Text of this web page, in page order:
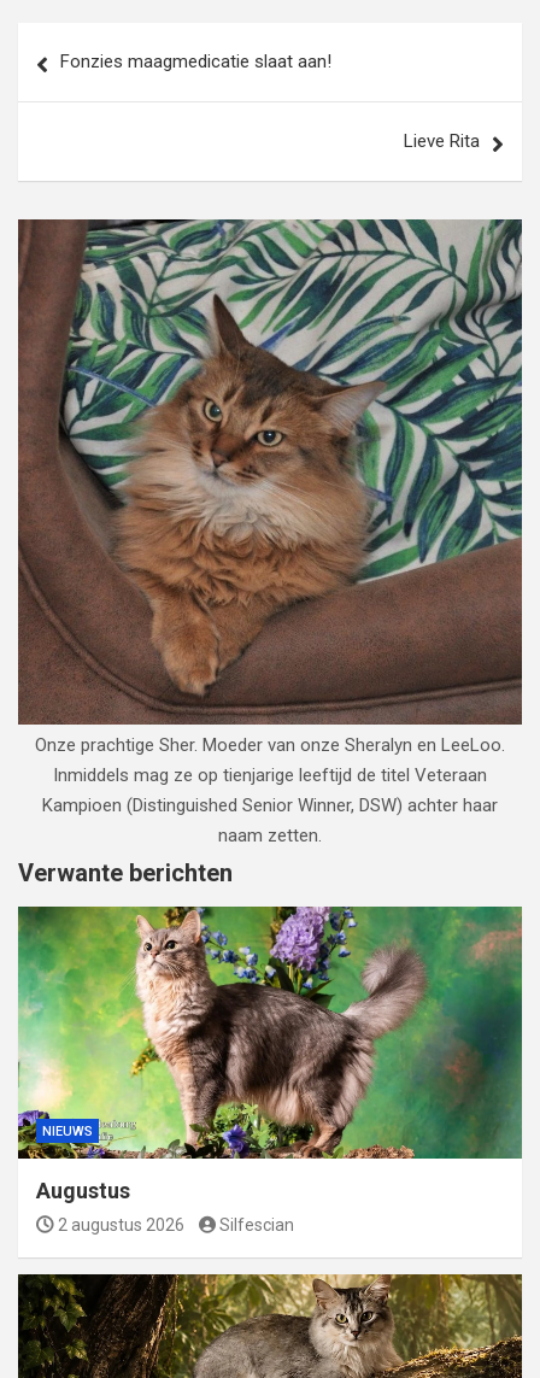
navigatie
Fonzies maagmedicatie slaat aan!
Lieve Rita
Onze prachtige Sher. Moeder van onze Sheralyn en LeeLoo.
Inmiddels mag ze op tienjarige leeftijd de titel Veteraan
Kampioen (Distinguished Senior Winner, DSW) achter haar
naam zetten.
Verwante berichten
NIEUWS
Augustus
2 augustus 2026 Silfescian